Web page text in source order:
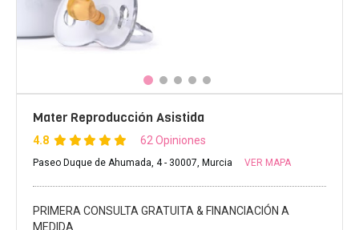
Mater Reproducción Asistida
4.8 62 Opiniones
Paseo Duque de Ahumada, 4 - 30007, Murcia VER MAPA
PRIMERA CONSULTA GRATUITA & FINANCIACIÓN A
MEDIDA